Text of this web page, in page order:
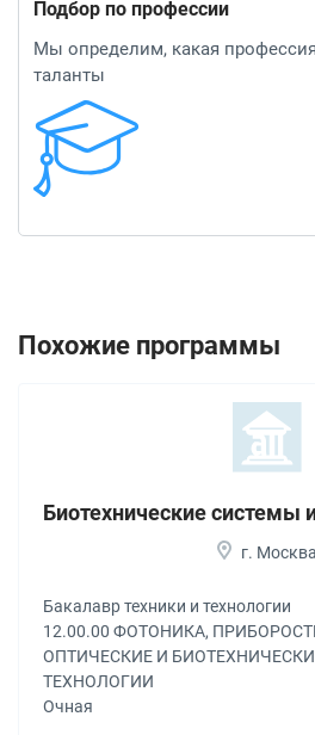
Подбор по профессии
Мы определим, какая
таланты
Похожие программы
Биотехнические системы
г. Москва
Бакалавр техники и технологии
12.00.00 ФОТОНИКА,
ОПТИЧЕСКИЕ И
ТЕХНОЛОГИИ
Очная